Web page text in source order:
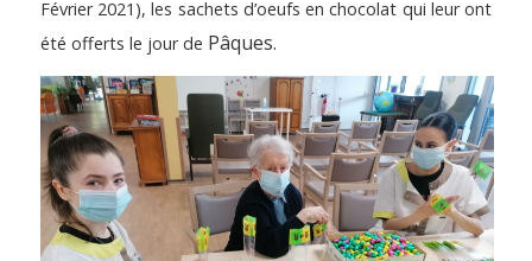
Février 2021),les sachets d’oeufs en chocolat qui leur ont
été offerts le jour de Pâques.